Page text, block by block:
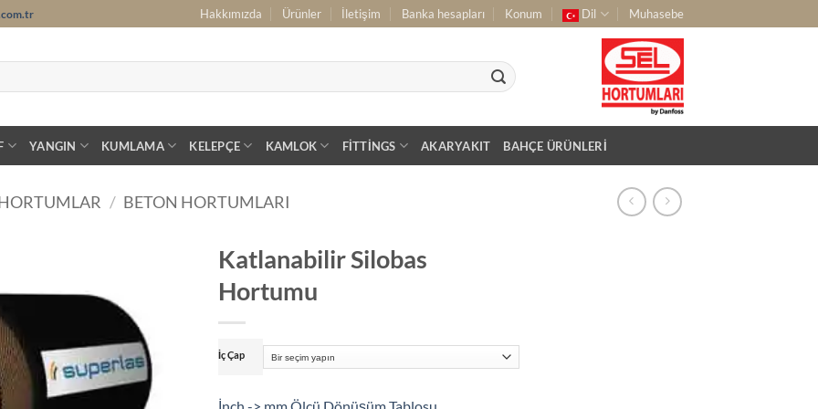
Hakkımızda Ürünler İletişim Banka hesapları Konum Dil Muhasebe
YANGIN KUMLAMA KELEPÇE KAMLOK FITTINGS AKARYAKIT BAHÇE ÜRÜNLERI
/ BETON HORTUMLARI
Katlanabilir Silobas
Hortumu
İç Çap